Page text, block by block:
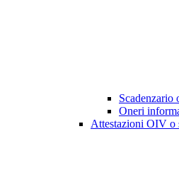
Scadenzario
Oneri
Attestazioni OIV o